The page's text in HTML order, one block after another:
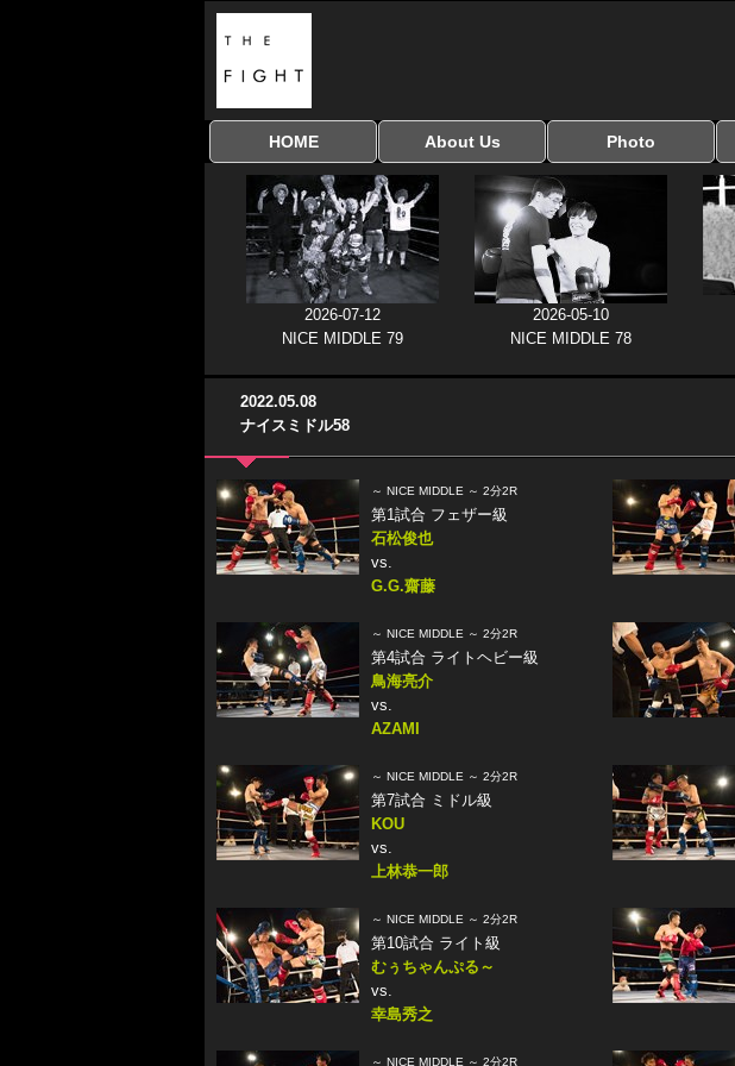
HOME
全興行を表示
ナイスミドル
アマチュアキック
協議会
全日本学生キック
建武館キッズ大会
Bigbang
おやじファイト
About Us
当サイトについて
はじめての方へ
Photo
2026-07-12
NICE MIDDLE 79
2026-05-10
NICE MIDDLE 78
2022.05.08
ナイスミドル58
～ NICE MIDDLE ～ 2分2R
第1試合 フェザー級
石松俊也
vs.
G.G.齋藤
～ NICE MIDDLE ～ 2分2R
第4試合 ライトヘビー級
鳥海亮介
vs.
AZAMI
～ NICE MIDDLE ～ 2分2R
第7試合 ミドル級
KOU
vs.
上林恭一郎
～ NICE MIDDLE ～ 2分2R
第10試合 ライト級
むぅちゃんぷる～
vs.
幸島秀之
～ NICE MIDDLE ～ 2分2R